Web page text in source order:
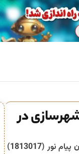
در
پیام نور (1813017
)